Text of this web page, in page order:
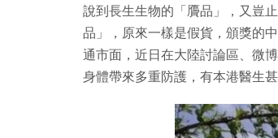
說到長生生物的「贗品」，又豈
品」，原來一樣是假貨，頒獎的
通市面，近日在大陸討論區、微
身體帶來多重防護，有本港醫生